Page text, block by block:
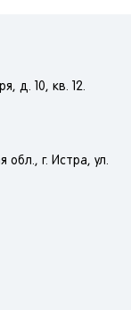
д. 10, кв. 12.
обл., г. Истра, ул.